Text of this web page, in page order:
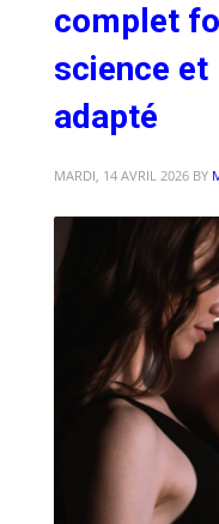
complet
science et
adapté
MARDI, 14 AVRIL 2026 BY